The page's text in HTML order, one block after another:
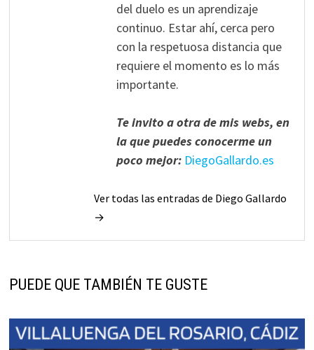
del duelo es un aprendizaje
continuo. Estar ahí, cerca pero
con la respetuosa distancia que
requiere el momento es lo más
importante.
Te invito a otra de mis webs, en
la que puedes conocerme un
poco mejor: DiegoGallardo.es
Ver todas las entradas de Diego Gallardo
→
PUEDE QUE TAMBIÉN TE GUSTE